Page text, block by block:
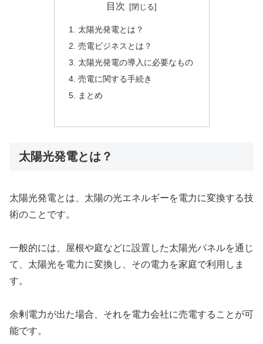
目次
太陽光発電とは？
売電ビジネスとは？
太陽光発電の導入に必要なもの
売電に関する手続き
まとめ
太陽光発電とは？
太陽光発電とは、太陽の光エネルギーを電力に変換する技
術のことです。
一般的には、屋根や庭などに設置した太陽光パネルを通じ
て、太陽光を電力に変換し、その電力を家庭で利用しま
す。
余剰電力が出た場合、それを電力会社に売電することが可
能です。